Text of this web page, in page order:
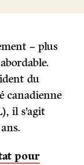
– plus
du
canadienne
il s’agit
pour